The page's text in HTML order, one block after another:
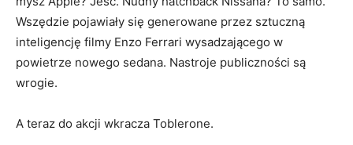
Wszędzie pojawiały się generowane przez sztuczną
inteligencję filmy Enzo Ferrari wysadzającego w
powietrze nowego sedana. Nastroje publiczności są
wrogie.
A teraz do akcji wkracza Toblerone.